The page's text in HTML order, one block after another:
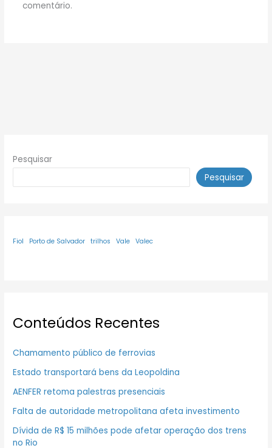
comentário.
Pesquisar
Pesquisar
Fiol Porto de Salvador trilhos Vale Valec
Conteúdos Recentes
Chamamento público de ferrovias
Estado transportará bens da Leopoldina
AENFER retoma palestras presenciais
Falta de autoridade metropolitana afeta investimento
Dívida de R$ 15 milhões pode afetar operação dos trens
no Rio